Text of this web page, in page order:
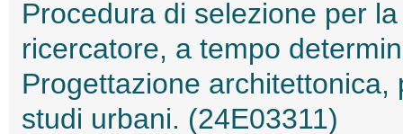
Procedura di selezione per
ricercatore, a tempo
Progettazione
studi urbani. (24E03311)